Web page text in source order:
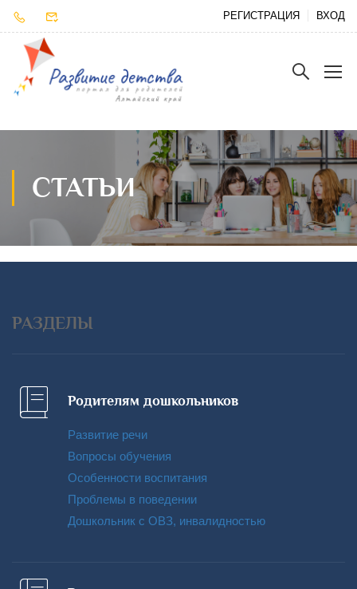
РЕГИСТРАЦИЯ ВХОД
СТАТЬИ
РАЗДЕЛЫ
Родителям дошкольников
Развитие речи
Вопросы обучения
Особенности воспитания
Проблемы в поведении
Дошкольник с ОВЗ, инвалидностью